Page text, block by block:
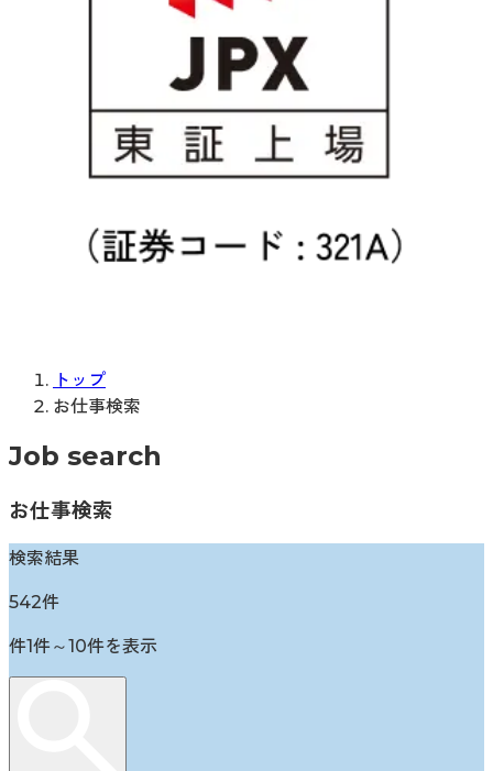
トップ
お仕事検索
Job search
お仕事検索
検索結果
542件
件1件～10件を表示